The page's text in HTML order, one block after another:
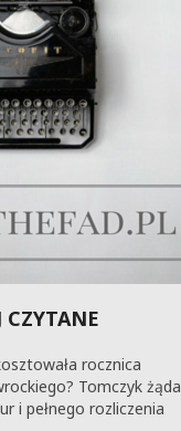
CZYTANE
rocznica
Tomczyk żąda
i pełnego rozliczenia